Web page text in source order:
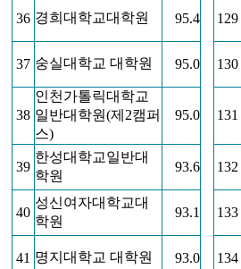
36 경희대학교대학원 95.4 129
37 숭실대학교 대학원 95.0 130
38
인천가톨릭대학교
일반대학원(제2캠퍼
스)
95.0 131
39
한성대학교일반대
학원
93.6 132
40
성신여자대학교대
학원
93.1 133
41 명지대학교 대학원 93.0 134